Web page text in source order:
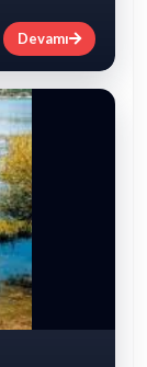
Devamı